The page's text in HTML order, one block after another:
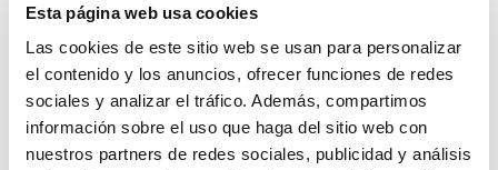
Esta página web usa cookies
Las cookies de este sitio web se usan para personalizar
el contenido y los anuncios, ofrecer funciones de redes
sociales y analizar el tráfico. Además, compartimos
información sobre el uso que haga del sitio web con
nuestros partners de redes sociales, publicidad y análisis
Elche, Elda, Morvedre…
Arranca la fase final en la
Liga Guerreras Iberdrola